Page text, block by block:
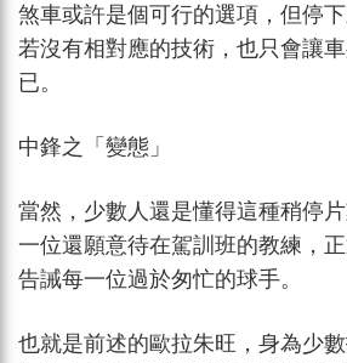
煞車或許是個可行的選項，但停
若沒有相對應的技術，也只會讓
已。
中鋒之「變態」
當然，少數人還是懂得這種稍停
一位還願意待在駕訓班的教練，
告誡每一位過於匆忙的球手。
也就是前述的歐拉朱旺，身為少